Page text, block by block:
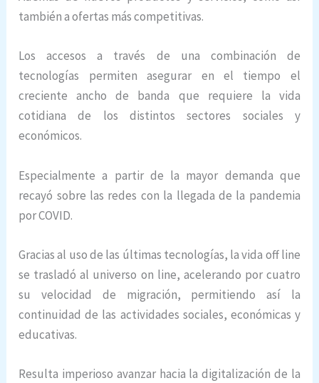
también a ofertas más competitivas.
Los accesos a través de una combinación de
tecnologías permiten asegurar en el tiempo el
creciente ancho de banda que requiere la vida
cotidiana de los distintos sectores sociales y
económicos.
Especialmente a partir de la mayor demanda que
recayó sobre las redes con la llegada de la pandemia
por COVID.
Gracias al uso de las últimas tecnologías, la vida off line
se trasladó al universo on line, acelerando por cuatro
su velocidad de migración, permitiendo así la
continuidad de las actividades sociales, económicas y
educativas.
Resulta imperioso avanzar hacia la digitalización de la